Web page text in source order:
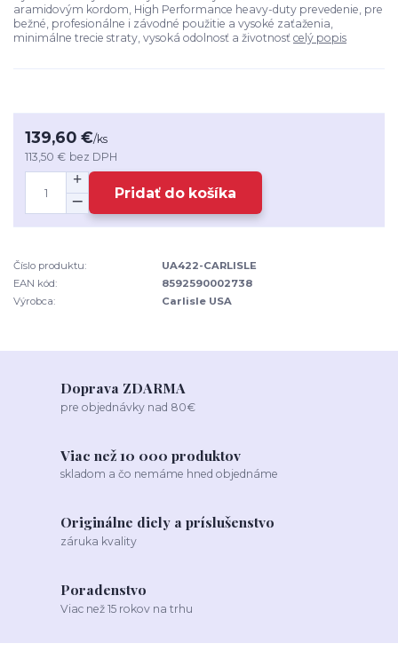
aramidovým kordom, High Performance heavy-duty prevedenie, pre
bežné, profesionálne i závodné použitie a vysoké zaťaženia,
minimálne trecie straty, vysoká odolnosť a životnosť celý popis
139,60 €/ks
113,50 € bez DPH
Pridať do košíka
Číslo produktu:
UA422-CARLISLE
EAN kód:
8592590002738
Výrobca:
Carlisle USA
Doprava ZDARMA
pre objednávky nad 80€
Viac než 10 000 produktov
skladom a čo nemáme hned objednáme
Originálne diely a príslušenstvo
záruka kvality
Poradenstvo
Viac než 15 rokov na trhu